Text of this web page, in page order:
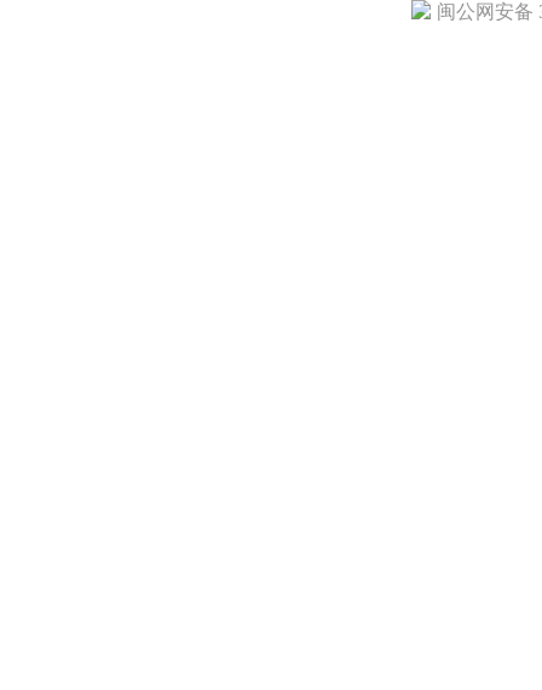
闽公网安备